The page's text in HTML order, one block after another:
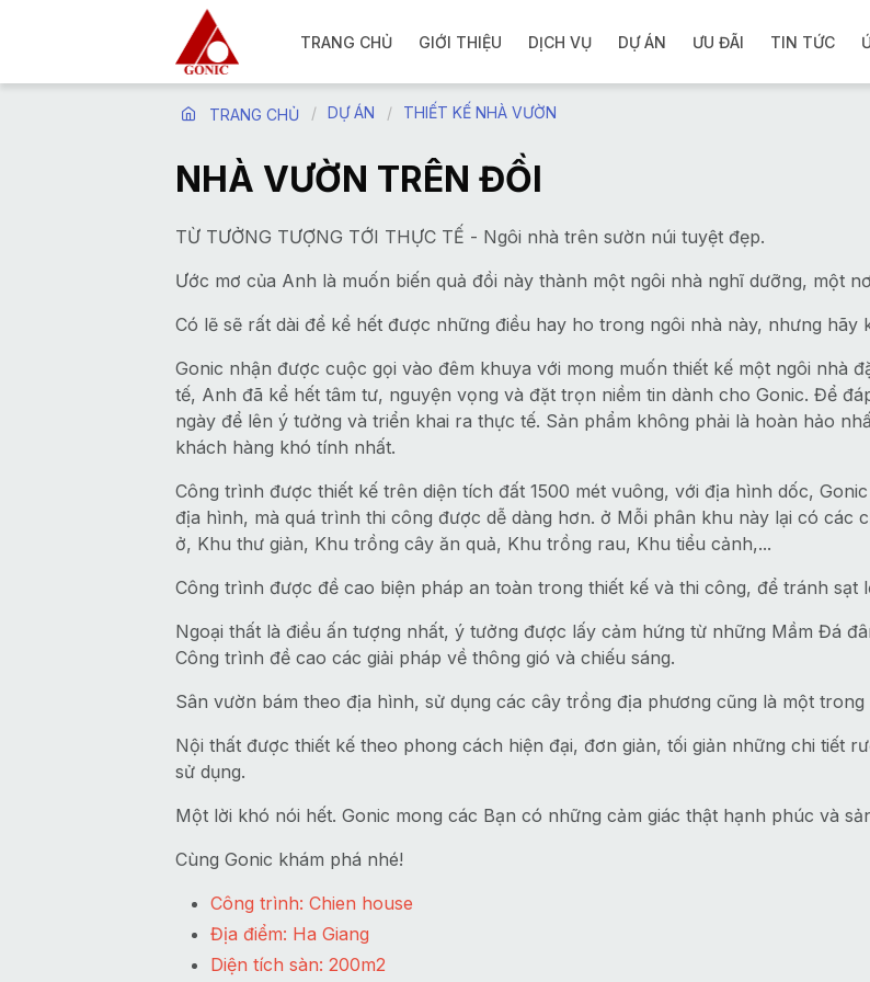
TRANG CHỦ GIỚI THIỆU DỊCH VỤ DỰ ÁN ƯU ĐÃI TIN TỨC
TRANG CHỦ DỰ ÁN THIẾT KẾ NHÀ VƯỜN
NHÀ VƯỜN TRÊN ĐỒI
TỪ TƯỞNG TƯỢNG TỚI THỰC TẾ - Ngôi nhà trên sườn núi tuyệt đẹp.
Ước mơ của Anh là muốn biến quả đồi này thành một ngôi nhà nghĩ dưỡng, một
Có lẽ sẽ rất dài để kể hết được những điều hay ho trong ngôi nhà này, nhưng hãy
Gonic nhận được cuộc gọi vào đêm khuya với mong muốn thiết kế một ngôi nhà
tế, Anh đã kể hết tâm tư, nguyện vọng và đặt trọn niềm tin dành cho Gonic. Để
ngày để lên ý tưởng và triển khai ra thực tế. Sản phẩm không phải là hoàn hảo
khách hàng khó tính nhất.
Công trình được thiết kế trên diện tích đất 1500 mét vuông, với địa hình dốc,
địa hình, mà quá trình thi công được dễ dàng hơn. ở Mỗi phân khu này lại có các
ở, Khu thư giản, Khu trồng cây ăn quả, Khu trồng rau, Khu tiểu cảnh,...
Công trình được đề cao biện pháp an toàn trong thiết kế và thi công, để tránh
Ngoại thất là điều ấn tượng nhất, ý tưởng được lấy cảm hứng từ những Mầm Đá
Công trình đề cao các giải pháp về thông gió và chiếu sáng.
Sân vườn bám theo địa hình, sử dụng các cây trồng địa phương cũng là một
Nội thất được thiết kế theo phong cách hiện đại, đơn giản, tối giản những chi tiết
sử dụng.
Một lời khó nói hết. Gonic mong các Bạn có những cảm giác thật hạnh phúc và
Cùng Gonic khám phá nhé!
Công trình: Chien house
Địa điểm: Ha Giang
Diện tích sàn: 200m2